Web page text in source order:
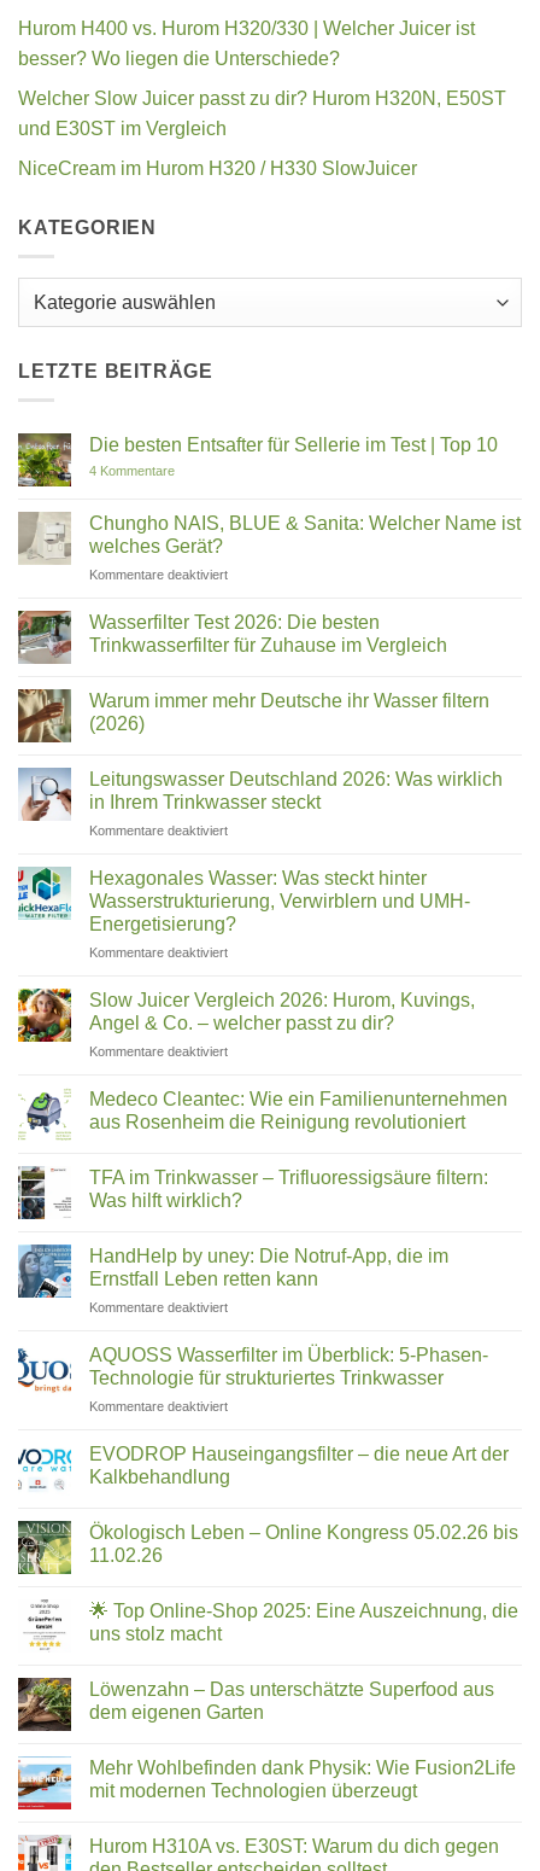
Hurom H400 vs. Hurom H320/330 | Welcher Juicer ist
besser? Wo liegen die Unterschiede?
Welcher Slow Juicer passt zu dir? Hurom H320N, E50ST
und E30ST im Vergleich
NiceCream im Hurom H320 / H330 SlowJuicer
KATEGORIEN
Kategorien
LETZTE BEITRÄGE
Die besten Entsafter für Sellerie im Test | Top 10
4 Kommentarezu
Entsafter
für
Sellerie
Test
10
Chungho NAIS, BLUE & Sanita: Welcher Name ist
welches Gerät?
Kommentare deaktiviertfür
NAIS,
BLUE
Welcher
Gerät?
Wasserfilter Test 2026: Die besten
Trinkwasserfilter für Zuhause im Vergleich
zu
Wasserfilter
Test
besten
Trinkwasserfilter
für
Zuhause
Warum immer mehr Deutsche ihr Wasser filtern
(2026)
zu
Warum
immer
mehr
Wasser
filtern
(2026)
Leitungswasser Deutschland 2026: Was wirklich
in Ihrem Trinkwasser steckt
Kommentare deaktiviertfür
Deutschland
Was
wirklich
in
Trinkwasser
steckt
Hexagonales Wasser: Was steckt hinter
Wasserstrukturierung, Verwirblern und UMH-
Energetisierung?
Kommentare deaktiviertfür
Wasser:
Was
steckt
hinter
Verwirblern
und
Slow Juicer Vergleich 2026: Hurom, Kuvings,
Angel & Co. – welcher passt zu dir?
Kommentare deaktiviertfür
Juicer
Vergleich
2026:
Kuvings,
Angel
–
welcher
zu
Medeco Cleantec: Wie ein Familienunternehmen
aus Rosenheim die Reinigung revolutioniert
zu
Medeco
Cleantec:
Familienunternehmen
aus
Rosenheim
die
TFA im Trinkwasser – Trifluoressigsäure filtern:
Was hilft wirklich?
zu
TFA
im
Trinkwasser
filtern:
Was
hilft
HandHelp by uney: Die Notruf-App, die im
Ernstfall Leben retten kann
Kommentare deaktiviertfür
uney:
Die
Notruf-
die
im
Ernstfall
retten
AQUOSS Wasserfilter im Überblick: 5-Phasen-
Technologie für strukturiertes Trinkwasser
Kommentare deaktiviertfür
Wasserfilter
Überblick:
Phasen-
Trinkwasser
EVODROP Hauseingangsfilter – die neue Art der
Kalkbehandlung
zu
EVODROP
Hauseingangsfilter
neue
der
Ökologisch Leben – Online Kongress 05.02.26 bis
11.02.26
zu
Ökologisch
Leben
Kongress
05.02.26
bis
🌟 Top Online-Shop 2025: Eine Auszeichnung, die
uns stolz macht
zu
🌟
Top
2025:
Eine
Auszeichnung,
stolz
macht
Löwenzahn – Das unterschätzte Superfood aus
dem eigenen Garten
zu
Löwenzahn
–
Superfood
aus
Mehr Wohlbefinden dank Physik: Wie Fusion2Life
mit modernen Technologien überzeugt
zu
Mehr
Hurom H310A vs. E30ST: Warum du dich gegen